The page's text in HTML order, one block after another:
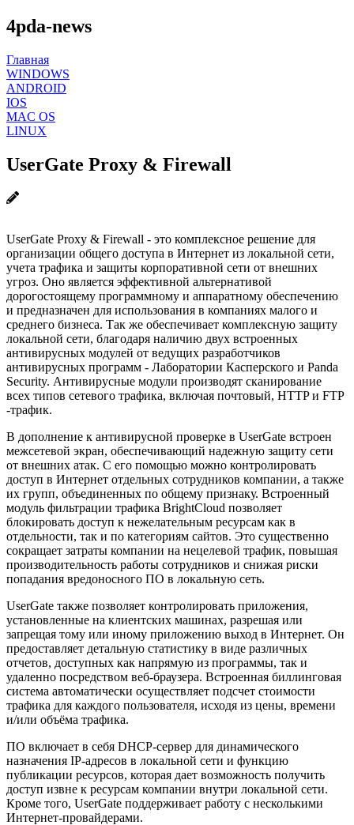
4pda-news
Главная
WINDOWS
ANDROID
IOS
MAC OS
LINUX
UserGate Proxy & Firewall
UserGate Proxy & Firewall - это комплексное решение для
организации общего доступа в Интернет из локальной сети,
учета трафика и защиты корпоративной сети от внешних
угроз. Оно является эффективной альтернативой
дорогостоящему программному и аппаратному обеспечению
и предназначен для использования в компаниях малого и
среднего бизнеса. Так же обеспечивает комплексную защиту
локальной сети, благодаря наличию двух встроенных
антивирусных модулей от ведущих разработчиков
антивирусных программ - Лаборатории Касперского и Panda
Security. Антивирусные модули производят сканирование
всех типов сетевого трафика, включая почтовый, HTTP и FTP
-трафик.
В дополнение к антивирусной проверке в UserGate встроен
межсетевой экран, обеспечивающий надежную защиту сети
от внешних атак. С его помощью можно контролировать
доступ в Интернет отдельных сотрудников компании, а также
их групп, объединенных по общему признаку. Встроенный
модуль фильтрации трафика BrightCloud позволяет
блокировать доступ к нежелательным ресурсам как в
отдельности, так и по категориям сайтов. Это существенно
сокращает затраты компании на нецелевой трафик, повышая
производительность работы сотрудников и снижая риски
попадания вредоносного ПО в локальную сеть.
UserGate также позволяет контролировать приложения,
установленные на клиентских машинах, разрешая или
запрещая тому или иному приложению выход в Интернет. Он
предоставляет детальную статистику в виде различных
отчетов, доступных как напрямую из программы, так и
удаленно посредством веб-браузера. Встроенная биллинговая
система автоматически осуществляет подсчет стоимости
трафика для каждого пользователя, исходя из цены, времени
и/или объёма трафика.
ПО включает в себя DHCP-сервер для динамического
назначения IP-адресов в локальной сети и функцию
публикации ресурсов, которая дает возможность получить
доступ извне к ресурсам компании внутри локальной сети.
Кроме того, UserGate поддерживает работу с несколькими
Интернет-провайдерами.